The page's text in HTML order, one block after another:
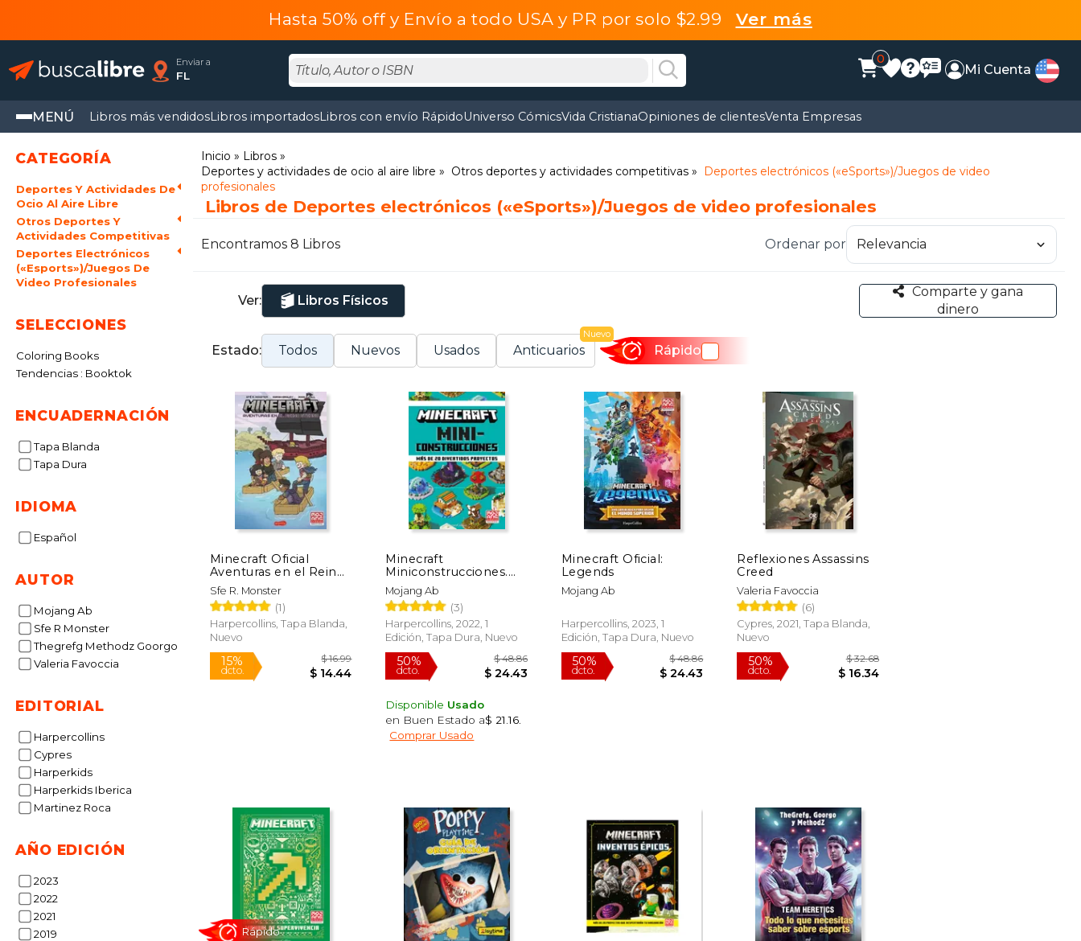
Hasta 50% off y Envío a todo USA y PR por solo $2.99 Ver más
Enviar a
FL
0
Mi Cuenta
MENÚ Libros más vendidosLibros importadosLibros con envío RápidoUniverso CómicsVida CristianaOpiniones de clientesVenta Empresas
CATEGORÍA
Deportes Y Actividades De
Ocio Al Aire Libre
Otros Deportes Y
Actividades Competitivas
Deportes Electrónicos
(«Esports»)/Juegos De
Video Profesionales
SELECCIONES
Coloring Books
Tendencias : Booktok
ENCUADERNACIÓN
Tapa Blanda
Tapa Dura
IDIOMA
Español
AUTOR
Mojang Ab
Sfe R Monster
Thegrefg Methodz Goorgo
Valeria Favoccia
EDITORIAL
Harpercollins
Cypres
Harperkids
Harperkids Iberica
Martinez Roca
AÑO EDICIÓN
2023
2022
2021
2019
Inicio
Libros
Deportes y actividades de ocio al aire libre
Otros deportes y actividades competitivas
Deportes electrónicos («eSports»)/Juegos de video
profesionales
Libros de Deportes electrónicos («eSports»)/Juegos de video profesionales
Encontramos 8 Libros Ordenar por
Ver: Libros Físicos
Comparte y gana
dinero
Estado: Todos Nuevos Usados Anticuarios
Nuevo
Rápido
Minecraft Oficial
Aventuras en el Reino
Eterno (Comic)
Sfe R. Monster
(1)
Harpercollins, Tapa Blanda,
Nuevo
$ 16.99
Minecraft
Miniconstrucciones.
Mas de 20 Divertidos
Proyectos
Mojang Ab
(3)
Harpercollins, 2022, 1
Edición, Tapa Dura, Nuevo
50%
dcto.
Disponible Usado
en Buen Estado a$ 21.16
Comprar Usado
Minecraft Oficial:
Legends
Mojang Ab
Harpercollins, 2023, 1
Edición, Tapa Dura, Nuevo
Reflexiones Assassins
Creed
Valeria Favoccia
(6)
Cypres, 2021, Tapa Blanda,
Nuevo